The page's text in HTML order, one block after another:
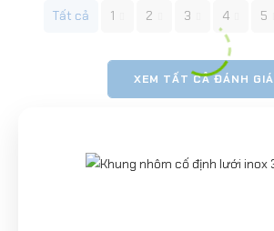
Tất cả 1 2 3 4 5
XEM TẤT CẢ ĐÁNH GIÁ